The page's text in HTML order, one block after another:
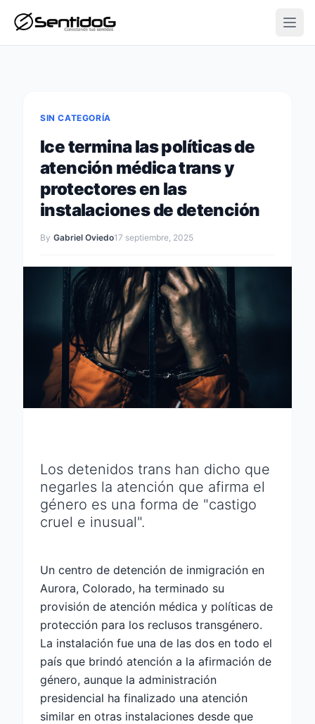
SIN CATEGORÍA
Ice termina las políticas de
atención médica trans y
protectores en las
instalaciones de detención
By Gabriel Oviedo17 septiembre, 2025
Los detenidos trans han dicho que
negarles la atención que afirma el
género es una forma de "castigo
cruel e inusual".
Un centro de detención de inmigración en
Aurora, Colorado, ha terminado su
provisión de atención médica y políticas de
protección para los reclusos transgénero.
La instalación fue una de las dos en todo el
país que brindó atención a la afirmación de
género, aunque la administración
presidencial ha finalizado una atención
similar en otras instalaciones desde que